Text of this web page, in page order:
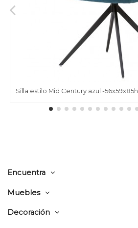
Silla estilo Mid Century azul -56x59x85h
Encuentra
Muebles
Decoración